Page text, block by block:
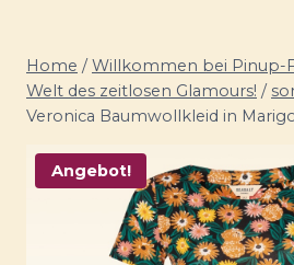
Home / Willkommen bei Pinup-
Welt des zeitlosen Glamours! /
Veronica Baumwollkleid in
Angebot!